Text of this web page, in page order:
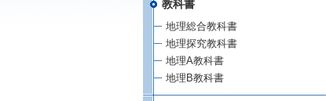
教科書
地理総合教科書
地理探究教科書
地理A教科書
地理B教科書